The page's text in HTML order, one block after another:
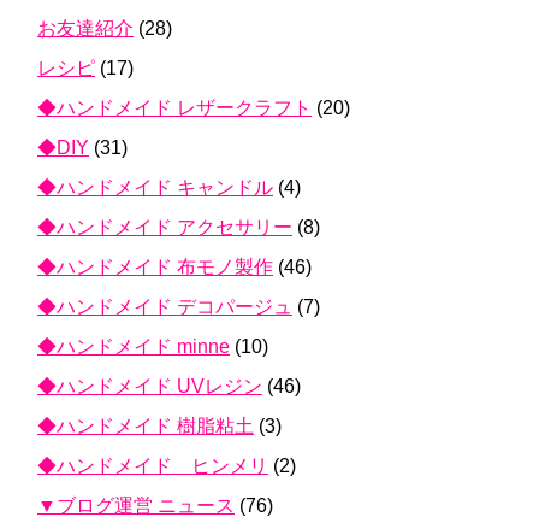
お友達紹介 (28)
レシピ (17)
◆ハンドメイド レザークラフト (20)
◆DIY (31)
◆ハンドメイド キャンドル (4)
◆ハンドメイド アクセサリー (8)
◆ハンドメイド 布モノ製作 (46)
◆ハンドメイド デコパージュ (7)
◆ハンドメイド minne (10)
◆ハンドメイド UVレジン (46)
◆ハンドメイド 樹脂粘土 (3)
◆ハンドメイド ヒンメリ (2)
▼ブログ運営 ニュース (76)